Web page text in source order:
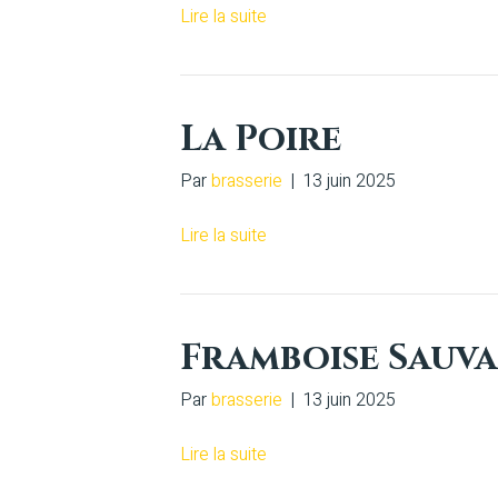
Lire la suite
La Poire
Parbrasserie | 13 juin 2025
Lire la suite
Framboise
Parbrasserie | 13 juin 2025
Lire la suite